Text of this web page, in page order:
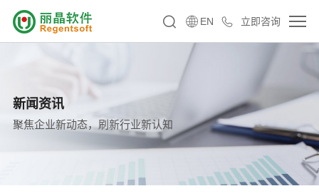
立即咨询
EN
新闻资讯
聚焦企业新动态，刷新行业新认知